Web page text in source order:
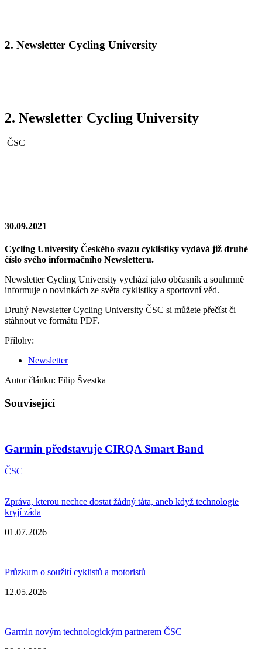
2. Newsletter Cycling University
2. Newsletter Cycling University
ČSC
30.09.2021
Cycling University Českého svazu cyklistiky vydává již druhé
číslo svého informačního Newsletteru.
Newsletter Cycling University vychází jako občasník a souhrnně
informuje o novinkách ze světa cyklistiky a sportovní věd.
Druhý Newsletter Cycling University ČSC si můžete přečíst či
stáhnout ve formátu PDF.
Přílohy:
Newsletter
Autor článku: Filip Švestka
Související
Garmin představuje CIRQA Smart Band
ČSC
Zpráva, kterou nechce dostat žádný táta, aneb když technologie
kryjí záda
01.07.2026
Průzkum o soužití cyklistů a motoristů
12.05.2026
Garmin novým technologickým partnerem ČSC